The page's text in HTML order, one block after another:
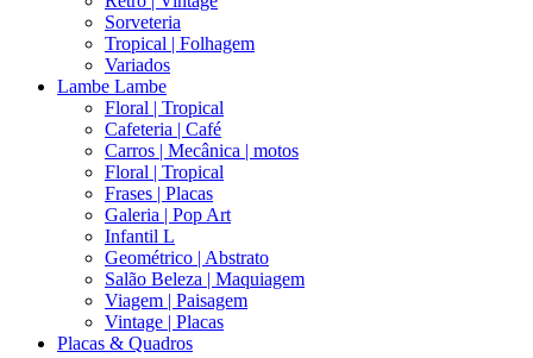
Sorveteria
Tropical | Folhagem
Variados
Lambe Lambe
Floral | Tropical
Cafeteria | Café
Carros | Mecânica | motos
Floral | Tropical
Frases | Placas
Galeria | Pop Art
Infantil L
Geométrico | Abstrato
Salão Beleza | Maquiagem
Viagem | Paisagem
Vintage | Placas
Placas & Quadros